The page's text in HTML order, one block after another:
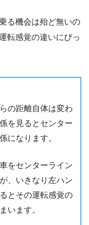
る機会は殆ど無いの
転感覚の違いにびっ
の距離自体は変わ
を見るとセンター
になります。
をセンターライン
、いきなり左ハン
とその運転感覚の
います。